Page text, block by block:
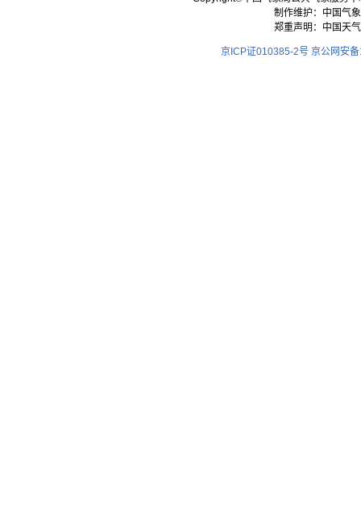
制作维护：中国气
郑重声明：中国天
京ICP证010385-2号 京公网安